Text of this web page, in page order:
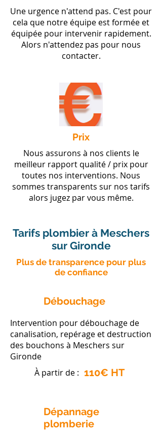
Une urgence n'attend pas. C'est pour
cela que notre équipe est formée et
équipée pour intervenir rapidement.
Alors n'attendez pas pour nous
contacter.
Prix
Nous assurons à nos clients le
meilleur rapport qualité / prix pour
toutes nos interventions. Nous
sommes transparents sur nos tarifs
alors jugez par vous même.
​Plus de transparence pour plus
de confiance
Débouchage
Intervention pour débouchage de
canalisation, repérage et destruction
des bouchons à Meschers sur
Gironde
À partir de : 110€ HT
Dépannage
plomberie
Tarifs plombier à Meschers
sur Gironde